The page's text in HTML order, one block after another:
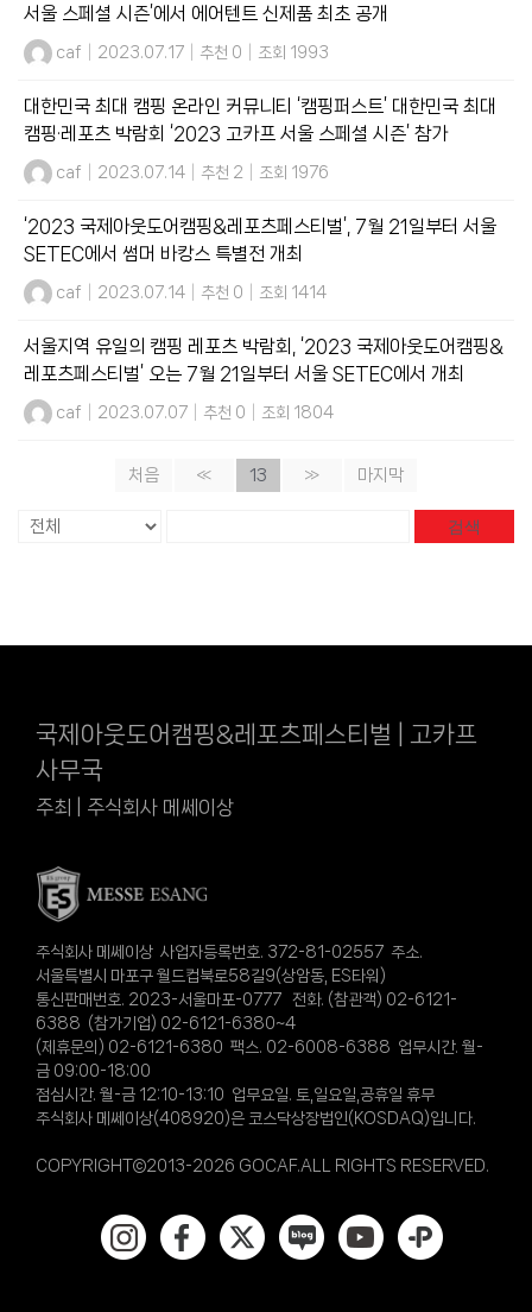
서울 스페셜 시즌’에서 에어텐트 신제품 최초 공개
caf 2023.07.17 추천 0 조회 1993
대한민국 최대 캠핑 온라인 커뮤니티 ‘캠핑퍼스트’ 대한민국 최대
캠핑·레포츠 박람회 ‘2023 고카프 서울 스페셜 시즌’ 참가
caf 2023.07.14 추천 2 조회 1976
‘2023 국제아웃도어캠핑&레포츠페스티벌’, 7월 21일부터 서울
SETEC에서 썸머 바캉스 특별전 개최
caf 2023.07.14 추천 0 조회 1414
서울지역 유일의 캠핑 레포츠 박람회, ‘2023 국제아웃도어캠핑&
레포츠페스티벌’ 오는 7월 21일부터 서울 SETEC에서 개최
caf 2023.07.07 추천 0 조회 1804
처음 « 13 » 마지막
검색
국제아웃도어캠핑&레포츠페스티벌 | 고카프
사무국
주최 | 주식회사 메쎄이상
주식회사 메쎄이상 사업자등록번호. 372-81-02557 주소.
서울특별시 마포구 월드컵북로58길9(상암동, ES타워)
통신판매번호. 2023-서울마포-0777 전화. (참관객) 02-6121-
6388 (참가기업) 02-6121-6380~4
(제휴문의) 02-6121-6380 팩스. 02-6008-6388 업무시간. 월-
금 09:00-18:00
점심시간. 월-금 12:10-13:10 업무요일. 토,일요일,공휴일 휴무
주식회사 메쎄이상(408920)은 코스닥상장법인(KOSDAQ)입니다.
COPYRIGHT©2013-2026 GOCAF.ALL RIGHTS RESERVED.